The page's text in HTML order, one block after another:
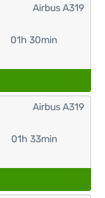
01h 30min
Airbus A319
01h 33min
Airbus A319